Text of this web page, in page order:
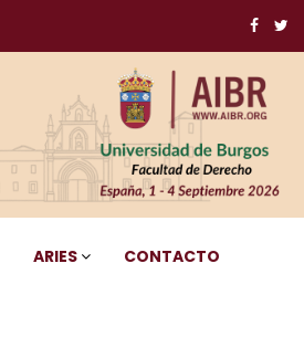
ARIES CONTACTO